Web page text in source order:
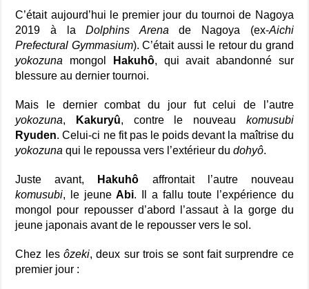
C’était aujourd’hui le premier jour du tournoi de Nagoya
2019 à laDolphins Arenade Nagoya (ex-Aichi
Prefectural Gymmasium). C’était aussi le retour du grand
yokozuna mongol Hakuhô, qui avait abandonné sur
blessure au dernier tournoi.
Mais le dernier combat du jour fut celui de l’autre
yokozuna, Kakuryû, contre le nouveau komusubi
Ryuden. Celui-ci ne fit pas le poids devant la maîtrise du
yokozuna qui le repoussa vers l’extérieur dudohyô.
Juste avant, Hakuhô affrontait l’autre nouveau
komusubi, le jeuneAbi. Il a fallu toute l’expérience du
mongol pour repousser d’abord l’assaut à la gorge du
jeune japonais avant de le repousser vers le sol.
Chez les ôzeki, deux sur trois se sont fait surprendre ce
premier jour :